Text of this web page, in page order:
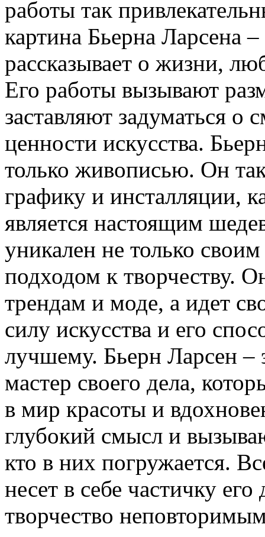
работы так
картина Бьерна Ларсена
рассказывает о жизни,
Его работы вызывают
заставляют задуматься о
ценности искусства.
только живописью. Он
графику и инсталляции,
является настоящим
уникален не только
подходом к творчеству.
трендам и моде, а идет
силу искусства и его
лучшему. Бьерн Ларсен –
мастер своего дела,
в мир красоты и
глубокий смысл и
кто в них погружается.
несет в себе частичку
творчество